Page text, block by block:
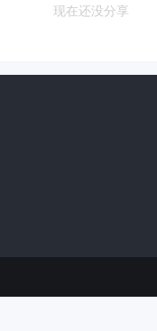
现在还没分享